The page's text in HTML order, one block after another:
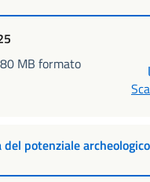
MB formato
del potenziale